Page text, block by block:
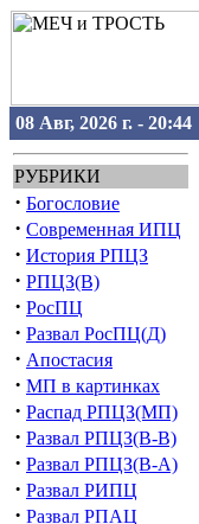
08 Авг, 2026 г. - 20:44
РУБРИКИ
· Богословие
· Современная ИПЦ
· История РПЦЗ
· РПЦЗ(В)
· РосПЦ
· Развал РосПЦ(Д)
· Апостасия
· МП в картинках
· Распад РПЦЗ(МП)
· Развал РПЦЗ(В-В)
· Развал РПЦЗ(В-А)
· Развал РИПЦ
· Развал РПАЦ